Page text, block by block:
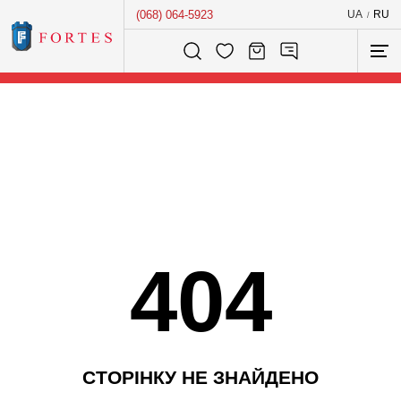
(068) 064-5923 UA / RU
Розумний пошук...
404
СТОРІНКУ НЕ ЗНАЙДЕНО